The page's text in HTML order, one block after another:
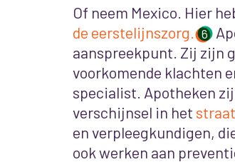
Of neem Mexico. Hier
de eerstelijnszorg.
6
aanspreekpunt. Zij zijn
voorkomende klachten
specialist. Apotheken
verschijnsel in het
en verpleegkundigen,
ook werken aan